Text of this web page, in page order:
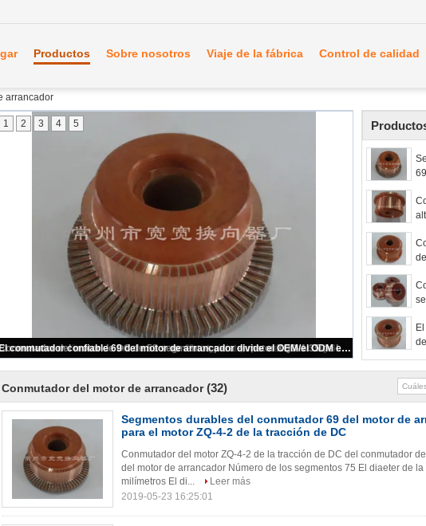
Productos Sobre nosotros Viaje de la fábrica Control de calidad
arrancador
Segmentos durables del conmutador 69 del motor de arrancador para el motor ZQ-4-2 de la tracción de DC
1 2 3 4 5
Conmutador del motor de arrancador (32)
Segmentos durables del conmutador 69 del motor de
para el motor ZQ-4-2 de la tracción de DC
Conmutador del motor ZQ-4-2 de la tracción de DC del conmutador
del motor de arrancador Número de los segmentos 75 El diaeter de
milímetros El di...
Leer más
2019-05-23 16:25:01